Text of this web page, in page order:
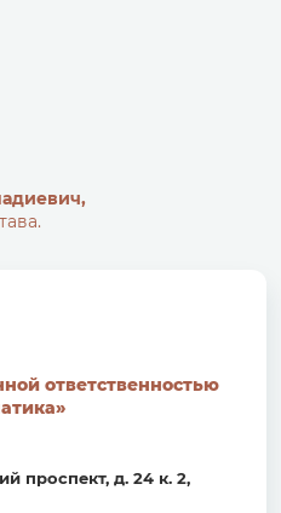
ответственностью
проспект, д. 24 к. 2,